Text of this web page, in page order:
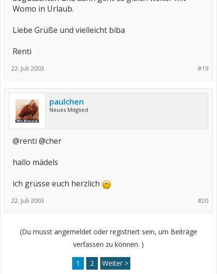
Womo in Urlaub.
Liebe Grüße und vielleicht biba
Renti
#19
22. Juli 2003
paulchen
Neues Mitglied
@renti @cher
hallo mädels
ich grüsse euch herzlich
#20
22. Juli 2003
(Du musst angemeldet oder registriert sein, um Beiträge
verfassen zu können. )
1 2 Weiter >